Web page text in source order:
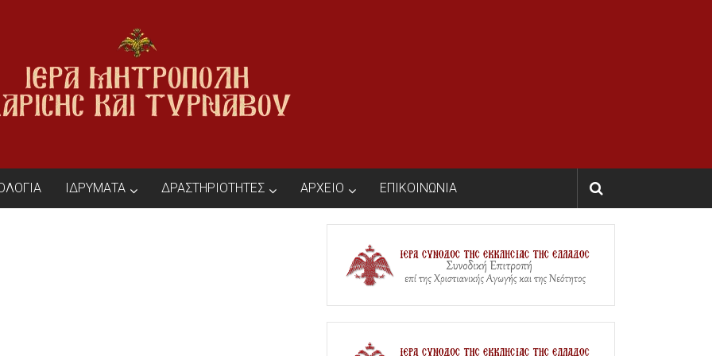
ΙΔΡΥΜΑΤΑ ΔΡΑΣΤΗΡΙΟΤΗΤΕΣ ΑΡΧΕΙΟ ΕΠΙΚΟΙΝΩΝΙΑ